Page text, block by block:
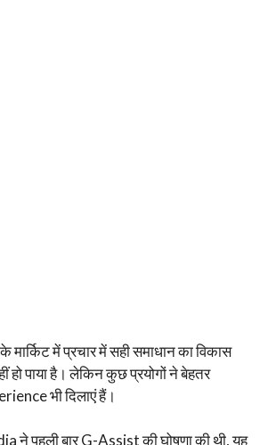
में प्रचार में सही समाधान का विकास
हो पाया है। लेकिन कुछ प्रयोगों ने बेहतर
भी दिलाएं हैं।
ने पहली बार G-Assist की घोषणा की थी, यह